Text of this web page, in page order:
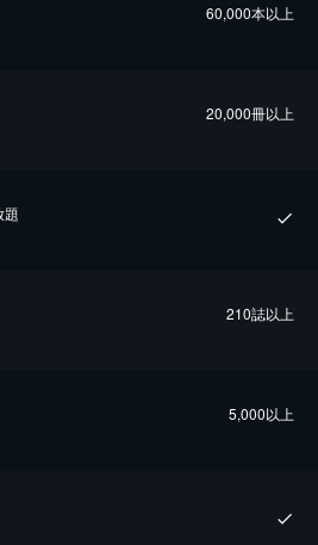
60,000本以上
20,000冊以上
題
210誌以上
5,000以上